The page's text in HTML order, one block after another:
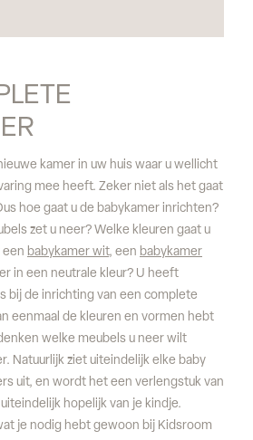
kamer in uw huis waar u wellicht
mee heeft. Zeker niet als het gaat
hoe gaat u de babykamer inrichten?
zet u neer? Welke kleuren gaat u
een babykamer wit, een babykamer
in een neutrale kleur? U heeft
bij de inrichting van een complete
eenmaal de kleuren en vormen hebt
welke meubels u neer wilt
Natuurlijk ziet uiteindelijk elke baby
uit, en wordt het een verlengstuk van
hopelijk van je kindje.
je nodig hebt gewoon bij Kidsroom